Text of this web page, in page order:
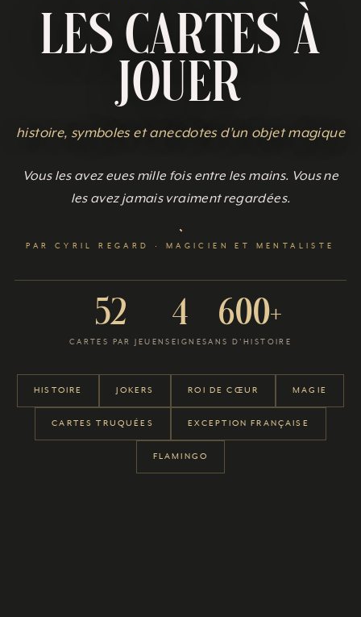
Les Cartes à
jouer
histoire, symboles et anecdotes d’un objet magique
Vous les avez eues mille fois entre les mains. Vous ne
les avez jamais vraiment regardées.
PAR CYRIL REGARD · MAGICIEN ET MENTALISTE
52
CARTES PAR JEU
4
ENSEIGNES
600+
ANS D’HISTOIRE
HISTOIRE JOKERS ROI DE CŒUR MAGIE
CARTES TRUQUÉES EXCEPTION FRANÇAISE
FLAMINGO